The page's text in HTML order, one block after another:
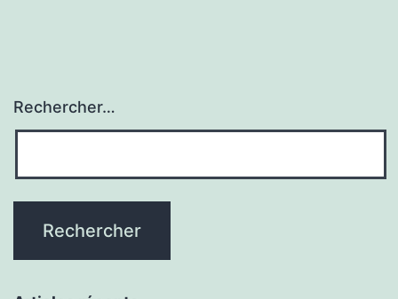
Rechercher…